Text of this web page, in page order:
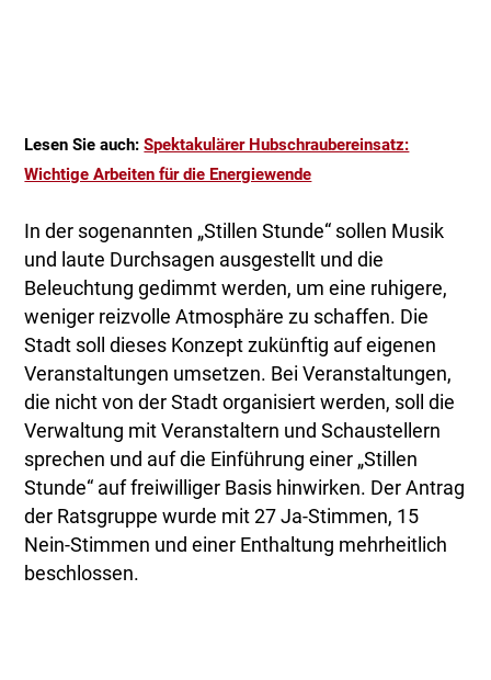
Lesen Sie auch:Spektakulärer Hubschraubereinsatz:
Wichtige Arbeiten für die Energiewende
In der sogenannten „Stillen Stunde“ sollen Musik
und laute Durchsagen ausgestellt und die
Beleuchtung gedimmt werden, um eine ruhigere,
weniger reizvolle Atmosphäre zu schaffen. Die
Stadt soll dieses Konzept zukünftig auf eigenen
Veranstaltungen umsetzen. Bei Veranstaltungen,
die nicht von der Stadt organisiert werden, soll die
Verwaltung mit Veranstaltern und Schaustellern
sprechen und auf die Einführung einer „Stillen
Stunde“ auf freiwilliger Basis hinwirken. Der Antrag
der Ratsgruppe wurde mit 27 Ja-Stimmen, 15
Nein-Stimmen und einer Enthaltung mehrheitlich
beschlossen.